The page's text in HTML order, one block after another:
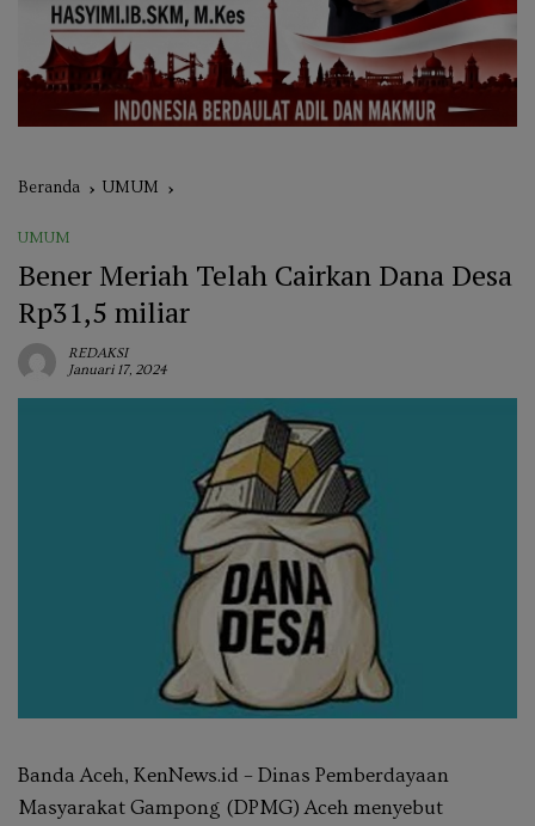
Beranda UMUM
UMUM
Bener Meriah Telah Cairkan Dana Desa
Rp31,5 miliar
REDAKSI
Januari 17, 2024
Banda Aceh, KenNews.id – Dinas Pemberdayaan
Masyarakat Gampong (DPMG) Aceh menyebut